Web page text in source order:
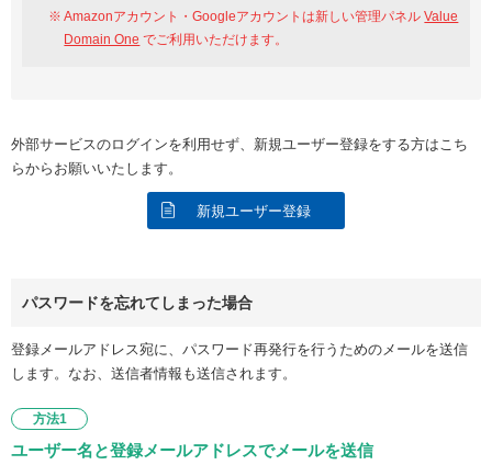
Amazonアカウント・Googleアカウントは新しい管理パネルValue
Domain One でご利用いただけます。
外部サービスのログインを利用せず、新規ユーザー登録をする方はこち
らからお願いいたします。
新規ユーザー登録
パスワードを忘れてしまった場合
登録メールアドレス宛に、パスワード再発行を行うためのメールを送信
します。なお、送信者情報も送信されます。
方法1
ユーザー名と登録メールアドレスでメールを送信